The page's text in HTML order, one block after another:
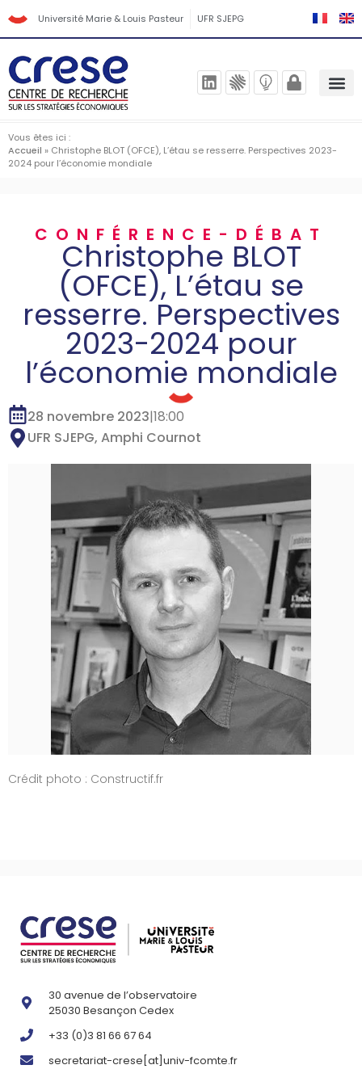
Université Marie & Louis Pasteur UFR SJEPG
Vous êtes ici :
Accueil » Christophe BLOT (OFCE), L’étau se resserre. Perspectives 2023-
2024 pour l’économie mondiale
CONFÉRENCE-DÉBAT
Christophe BLOT
(OFCE), L’étau se
resserre. Perspectives
2023-2024 pour
l’économie mondiale
28 novembre 2023|18:00
UFR SJEPG, Amphi Cournot
Crédit photo : Constructif.fr
30 avenue de l’observatoire
25030 Besançon Cedex
+33 (0)3 81 66 67 64
secretariat-crese[at]univ-fcomte.fr